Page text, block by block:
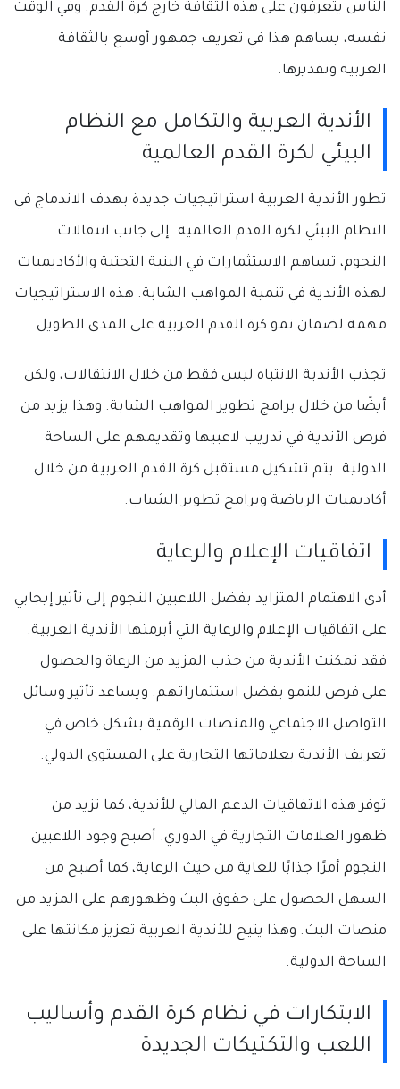
الناس يتعرفون على هذه الثقافة خارج كرة القدم. وفي الوقت
نفسه، يساهم هذا في تعريف جمهور أوسع بالثقافة
العربية وتقديرها.
الأندية العربية والتكامل مع النظام
البيئي لكرة القدم العالمية
تطور الأندية العربية استراتيجيات جديدة بهدف الاندماج في
النظام البيئي لكرة القدم العالمية. إلى جانب انتقالات
النجوم، تساهم الاستثمارات في البنية التحتية والأكاديميات
لهذه الأندية في تنمية المواهب الشابة. هذه الاستراتيجيات
مهمة لضمان نمو كرة القدم العربية على المدى الطويل.
تجذب الأندية الانتباه ليس فقط من خلال الانتقالات، ولكن
أيضًا من خلال برامج تطوير المواهب الشابة. وهذا يزيد من
فرص الأندية في تدريب لاعبيها وتقديمهم على الساحة
الدولية. يتم تشكيل مستقبل كرة القدم العربية من خلال
أكاديميات الرياضة وبرامج تطوير الشباب.
اتفاقيات الإعلام والرعاية
أدى الاهتمام المتزايد بفضل اللاعبين النجوم إلى تأثير إيجابي
على اتفاقيات الإعلام والرعاية التي أبرمتها الأندية العربية.
فقد تمكنت الأندية من جذب المزيد من الرعاة والحصول
على فرص للنمو بفضل استثماراتهم. ويساعد تأثير وسائل
التواصل الاجتماعي والمنصات الرقمية بشكل خاص في
تعريف الأندية بعلاماتها التجارية على المستوى الدولي.
توفر هذه الاتفاقيات الدعم المالي للأندية، كما تزيد من
ظهور العلامات التجارية في الدوري. أصبح وجود اللاعبين
النجوم أمرًا جذابًا للغاية من حيث الرعاية، كما أصبح من
السهل الحصول على حقوق البث وظهورهم على المزيد من
منصات البث. وهذا يتيح للأندية العربية تعزيز مكانتها على
الساحة الدولية.
الابتكارات في نظام كرة القدم وأساليب
اللعب والتكتيكات الجديدة